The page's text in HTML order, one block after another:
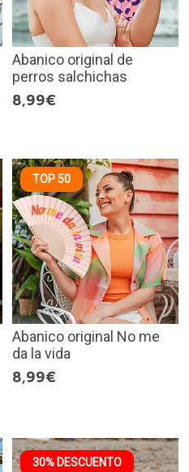
Abanico original de
perros salchichas
8,99€
TOP 50
Abanico original No me
da la vida
8,99€
30% DESCUENTO